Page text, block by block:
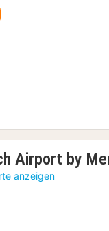
Airport by
anzeigen